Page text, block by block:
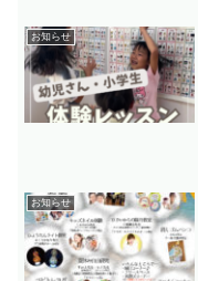
お知らせ
お知らせ